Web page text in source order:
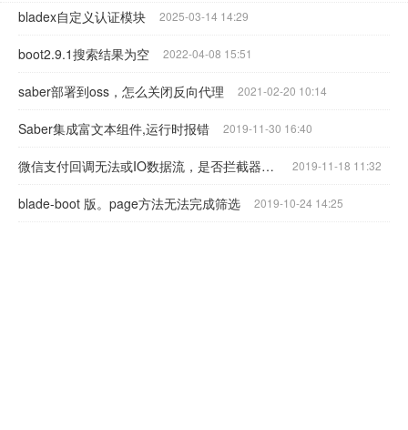
bladex自定义认证模块 2025-03-14 14:29
boot2.9.1搜索结果为空 2022-04-08 15:51
saber部署到oss，怎么关闭反向代理 2021-02-20 10:14
Saber集成富文本组件,运行时报错 2019-11-30 16:40
微信支付回调无法或IO数据流，是否拦截器提前读取了IO流数据？ 2019-11-18 11:32
blade-boot 版。page方法无法完成筛选 2019-10-24 14:25